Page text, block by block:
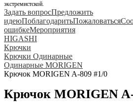
экстремистской.
Задать вопросПредложить
идеюПоблагодаритьПожаловаться
ошибкеМероприятия
HIGASHI
Крючки
Крючки Одинарные
Одинарные MORIGEN
Крючок MORIGEN A-809 #1/0
Крючок MORIGEN A-